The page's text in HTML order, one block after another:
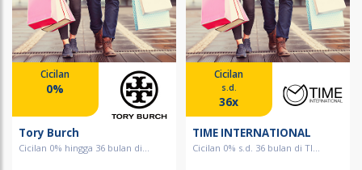
Cicilan
0%
Tory Burch
Cicilan 0% hingga 36 bulan di...
Cicilan
s.d.
36x
TIME INTERNATIONAL
Cicilan 0% s.d. 36 bulan di TI...